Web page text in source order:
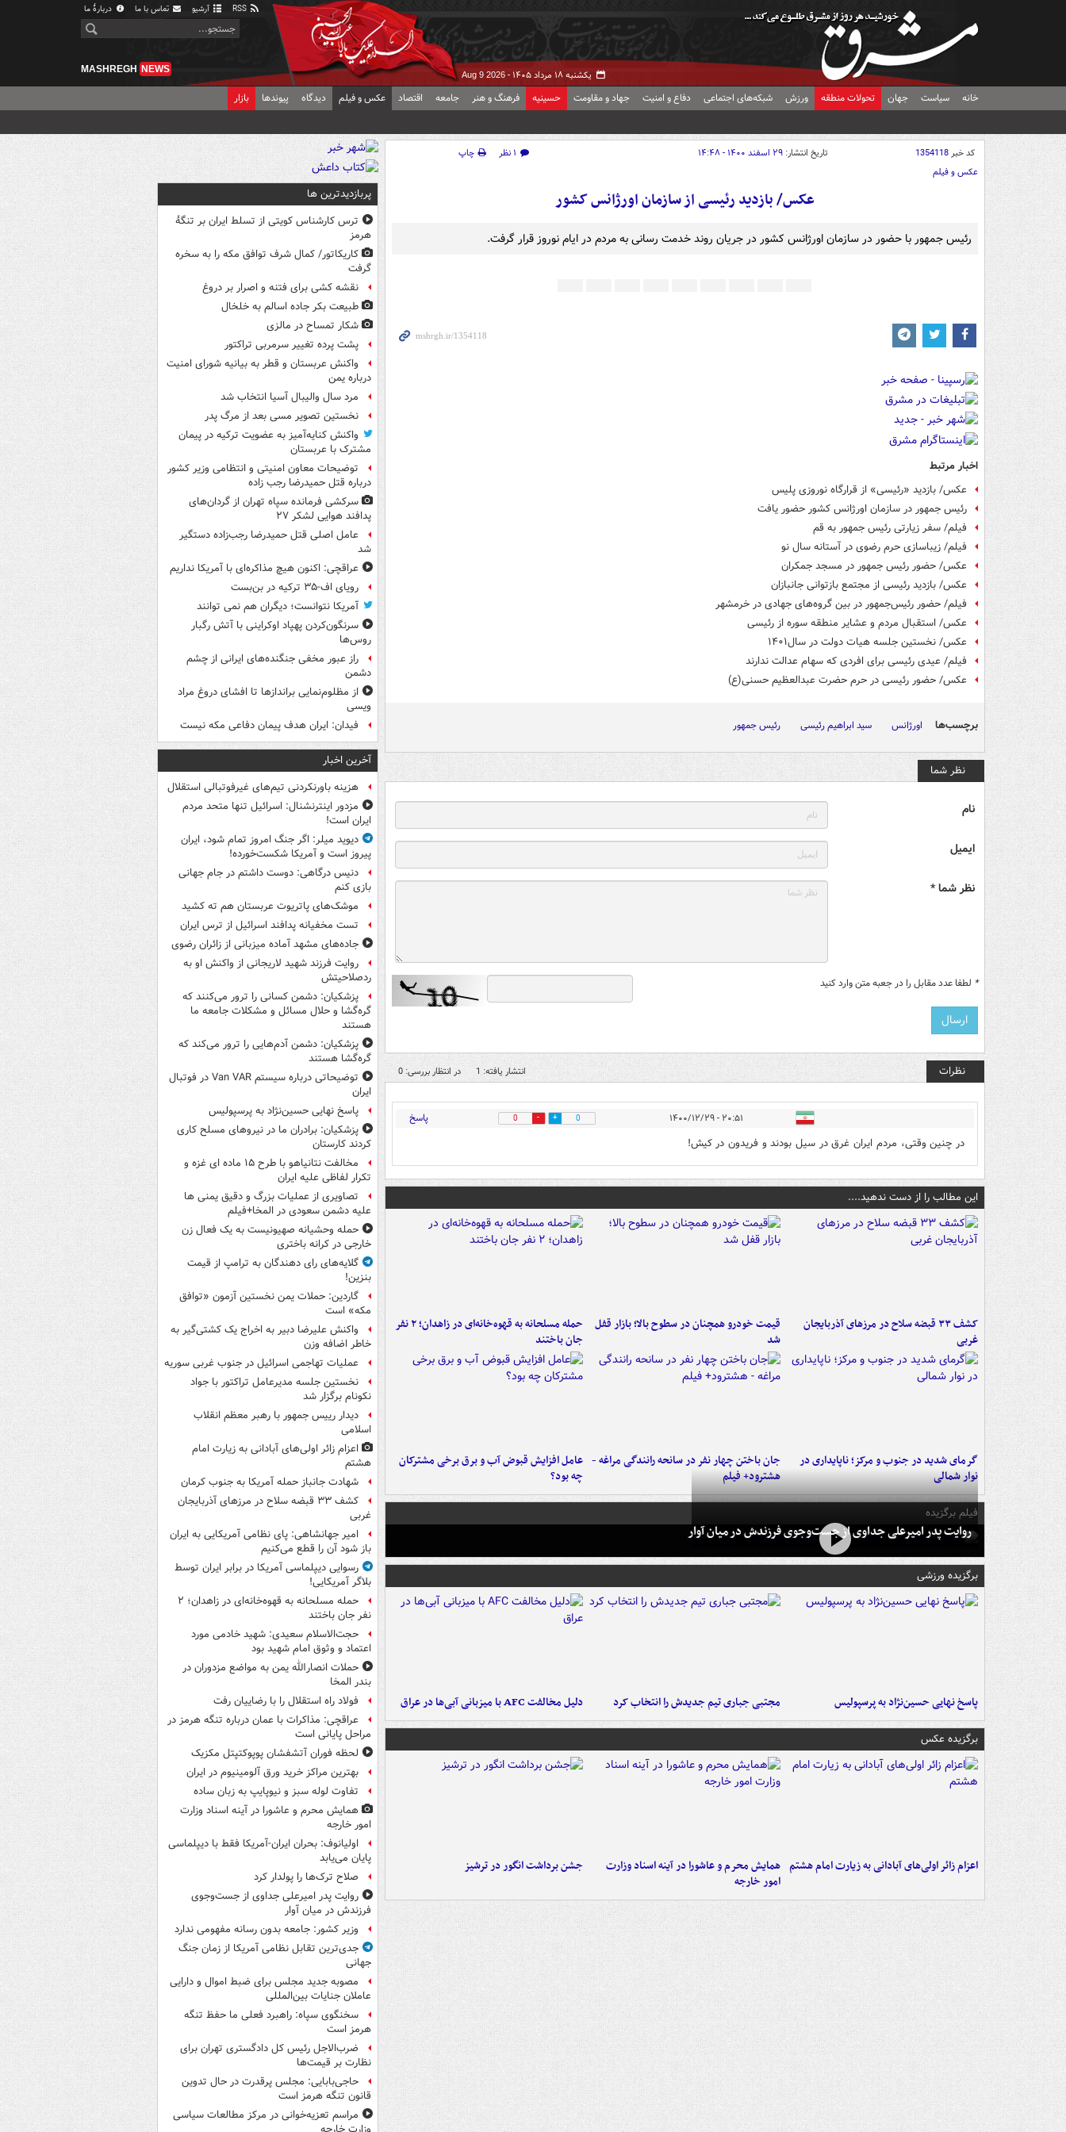
آرشیو تماس با ما دربارهٔ ما
یکشنبه ۱۸ مرداد ۱۴۰۵ - Aug 9 2026
MASHREGH NEWS
خانه سیاست جهان تحولات منطقه ورزش شبکه‌های اجتماعی دفاع و امنیت جهاد و مقاومت حسینیه فرهنگ و هنر جامعه اقتصاد عکس و فیلم دیدگاه پیوندها بازار
کد خبر1354118 تاریخ انتشار: ۲۹ اسفند ۱۴۰۰ - ۱۴:۴۸ ۱ نظر
چاپ
عکس و فیلم
عکس/ بازدید رئیسی از سازمان اورژانس کشور
رئیس جمهور با حضور در سازمان اورژانس کشور در جریان روند خدمت رسانی به مردم در ایام نوروز قرار گرفت.
اخبار مرتبط
عکس/ بازدید «رئیسی» از قرارگاه نوروزی پلیس
رئیس جمهور در سازمان اورژانس کشور حضور یافت
فیلم/ سفر زیارتی رئیس جمهور به قم
فیلم/ زیباسازی حرم رضوی در آستانه سال نو
عکس/ حضور رئیس جمهور در مسجد جمکران
عکس/ بازدید رئیسی از مجتمع بازتوانی جانبازان
فیلم/ حضور رئیس‌جمهور در بین گروه‌های جهادی در خرمشهر
عکس/ استقبال مردم و عشایر منطقه سوره از رئیسی
عکس/ نخستین جلسه هیات دولت در سال۱۴۰۱
فیلم/ عیدی رئیسی برای افردی که سهام عدالت ندارند
عکس/ حضور رئیسی در حرم حضرت عبدالعظیم حسنی(ع)
برچسب‌ها اورژانس سید ابراهیم رئیسی رئیس جمهور
نظر شما
نام
ایمیل
نظر شما *
* لطفا عدد مقابل را در جعبه متن وارد کنید
نظرات انتشار یافته: 1 در انتظار بررسی: 0
۲۰:۵۱ - ۱۴۰۰/۱۲/۲۹ 0
0 پاسخ
در چنین وقتی، مردم ایران غرق در سیل بودند و فریدون در کیش!
این مطالب را از دست ندهید....
کشف ۳۳ قبضه سلاح در مرزهای آذربایجان
غربی
قیمت خودرو همچنان در سطوح بالا؛ بازار قفل
شد
حمله مسلحانه به قهوه‌خانه‌ای در زاهدان؛ ۲ نفر
جان باختند
گرمای شدید در جنوب و مرکز؛ ناپایداری در
نوار شمالی
جان باختن چهار نفر در سانحه رانندگی مراغه -
هشترود+ فیلم
عامل افزایش قبوض آب و برق برخی مشترکان
چه بود؟
فیلم برگزیده
روایت پدر امیرعلی جداوی از جست‌وجوی فرزندش در میان آوار
برگزیده ورزشی
پاسخ نهایی حسین‌نژاد به پرسپولیس مجتبی جباری تیم جدیدش را انتخاب کرد دلیل مخالفت AFC با میزبانی آبی‌ها در عراق
برگزیده عکس
اعزام زائر اولی‌های آبادانی به زیارت امام هشتم همایش محرم و عاشورا در آینه اسناد وزارت
امور خارجه
جشن برداشت انگور در ترشیز
پربازدیدترین ها
ترس کارشناس کویتی از تسلط ایران بر تنگۀ
هرمز
کاریکاتور/ کمال شرف توافق مکه را به سخره
گرفت
نقشه کشی برای فتنه و اصرار بر دروغ
طبیعت بکر جاده اسالم به خلخال
شکار تمساح در مالزی
پشت پرده تغییر سرمربی تراکتور
واکنش عربستان و قطر به بیانیه شورای امنیت
درباره یمن
مرد سال والیبال آسیا انتخاب شد
نخستین تصویر مسی بعد از مرگ پدر
واکنش کنایه‌آمیز به عضویت ترکیه در پیمان
مشترک با عربستان
توضیحات معاون امنیتی و انتظامی وزیر کشور
درباره قتل حمیدرضا رجب زاده
سرکشی فرمانده سپاه تهران از گردان‌های
پدافند هوایی لشکر ۲۷
عامل اصلی قتل حمیدرضا رجب‌زاده دستگیر
شد
عراقچی: اکنون هیچ مذاکره‌ای با آمریکا نداریم
رویای اف-۳۵ ترکیه در بن‌بست
آمریکا نتوانست؛ دیگران هم نمی توانند
سرنگون‌کردن پهپاد اوکراینی با آتش رگبار
روس‌ها
راز عبور مخفی جنگنده‌های ایرانی از چشم
دشمن
از مظلوم‌نمایی براندازها تا افشای دروغ مراد
ویسی
فیدان: ایران هدف پیمان دفاعی مکه نیست
آخرین اخبار
هزینه باورنکردنی تیم‌های غیرفوتبالی استقلال
مزدور اینترنشنال: اسرائیل تنها متحد مردم
ایران است!
دیوید میلر: اگر جنگ امروز تمام شود، ایران
پیروز است و آمریکا شکست‌خورده!
دنیس درگاهی: دوست داشتم در جام جهانی
بازی کنم
موشک‌های پاتریوت عربستان هم ته‌ کشید
تست مخفیانه پدافند اسرائیل از ترس ایران
جاده‌های مشهد آماده میزبانی از زائران رضوی
روایت فرزند شهید لاریجانی از واکنش او به
ردصلاحیتش
پزشکیان: دشمن کسانی را ترور می‌کنند که
گره‌گشا و حلال مسائل و مشکلات جامعه ما
هستند
پزشکیان: دشمن آدم‌هایی را ترور می‌کند که
گره‌گشا هستند
توضیحاتی درباره سیستم Van VAR در فوتبال
ایران
پاسخ نهایی حسین‌نژاد به پرسپولیس
پزشکیان: برادران ما در نیروهای مسلح کاری
کردند کارستان
مخالفت نتانیاهو با طرح ۱۵ ماده ای غزه و
تکرار لفاظی علیه ایران
تصاویری از عملیات بزرگ و دقیق یمنی ها
علیه دشمن سعودی در المخا+فیلم
حمله وحشیانه صهیونیست به یک فعال زن
خارجی در کرانه باختری
گلایه‌های رای دهندگان به ترامپ از قیمت
بنزین!
گاردین: حملات یمن نخستین آزمون «توافق
مکه» است
واکنش علیرضا دبیر به اخراج یک کشتی‌گیر به
خاطر اضافه وزن
عملیات تهاجمی اسرائیل در جنوب غربی سوریه
نخستین جلسه مدیرعامل تراکتور با جواد
نکونام برگزار شد
دیدار رییس جمهور با رهبر معظم انقلاب
اسلامی
اعزام زائر اولی‌های آبادانی به زیارت امام
هشتم
شهادت جانباز حمله آمریکا به جنوب کرمان
کشف ۳۳ قبضه سلاح در مرزهای آذربایجان
غربی
امیر جهانشاهی: پای نظامی آمریکایی به ایران
باز شود آن را قطع می‌کنیم
رسوایی دیپلماسی آمریکا در برابر ایران توسط
بلاگر آمریکایی!
حمله مسلحانه به قهوه‌خانه‌ای در زاهدان؛ ۲
نفر جان باختند
حجت‌الاسلام سعیدی: شهید خادمی مورد
اعتماد و وثوق امام شهید بود
حملات انصارالله یمن به مواضع مزدوران در
بندر المخا
فولاد راه استقلال را با رضاییان رفت
عراقچی: مذاکرات با عمان درباره تنگه هرمز در
مراحل پایانی است
لحظه فوران آتشفشان پوپوکتپتل مکزیک
بهترین مراکز خرید ورق آلومینیوم در ایران
تفاوت لوله سبز و نیوپایپ به زبان ساده
همایش محرم و عاشورا در آینه اسناد وزارت
امور خارجه
اولیانوف: بحران ایران-آمریکا فقط با دیپلماسی
پایان می‌یابد
صلاح ترک‌ها را پولدار کرد
روایت پدر امیرعلی جداوی از جست‌وجوی
فرزندش در میان آوار
وزیر کشور: جامعه بدون رسانه مفهومی ندارد
جدی‌ترین تقابل نظامی آمریکا از زمان جنگ
جهانی
مصوبه جدید مجلس برای ضبط اموال و دارایی
عاملان جنایات بین‌المللی
سخنگوی سپاه: راهبرد فعلی ما حفظ تنگه
هرمز است
ضرب‌الاجل رئیس کل دادگستری تهران برای
نظارت بر قیمت‌ها
حاجی‌بابایی: مجلس پرقدرت در حال تدوین
قانون تنگه هرمز است
مراسم تعزیه‌خوانی در مرکز مطالعات سیاسی